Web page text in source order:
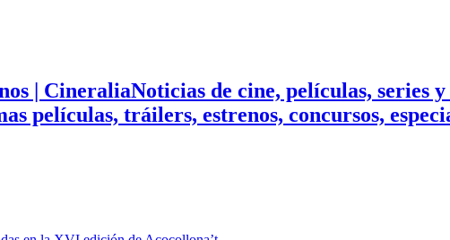
Noticias de cine, películas, series
películas, tráilers, estrenos, concursos,